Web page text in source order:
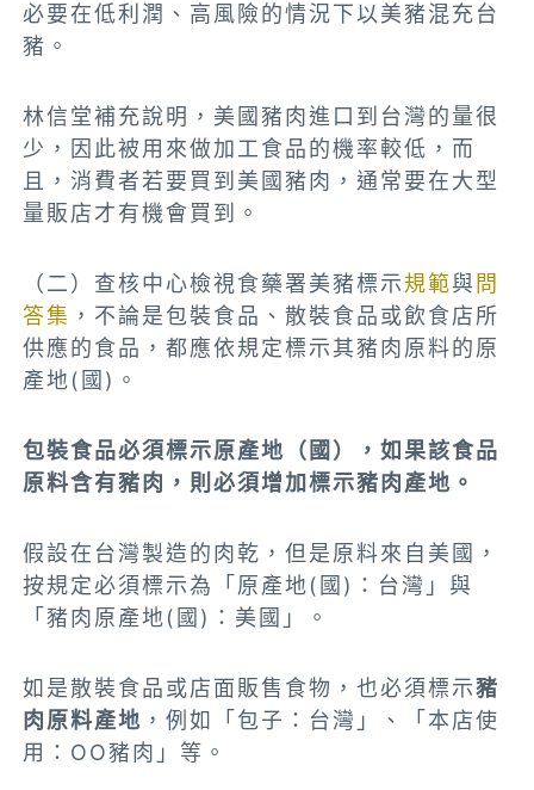
必要在低利潤、高風險的情況下以美豬混充台
豬。
林信堂補充說明，美國豬肉進口到台灣的量很
少，因此被用來做加工食品的機率較低，而
且，消費者若要買到美國豬肉，通常要在大型
量販店才有機會買到。
（二）查核中心檢視食藥署美豬標示規範與 問
答集 ，不論是包裝食品、散裝食品或飲食店所
供應的食品，都應依規定標示其豬肉原料的原
產地(國)。
包裝食品必須標示原產地（國），如果該食品
原料含有豬肉，則必須增加標示豬肉產地。
假設在台灣製造的肉乾，但是原料來自美國，
按規定必須標示為「原產地(國)：台灣」與
「豬肉原產地(國)：美國」。
如是散裝食品或店面販售食物，也必須標示豬
肉原料產地 ，例如「包子：台灣」、「本店使
用：OO豬肉」等。